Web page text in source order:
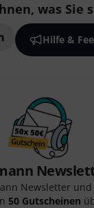
was Sie
Hilfe &
Newsletter
50 Gutscheinen